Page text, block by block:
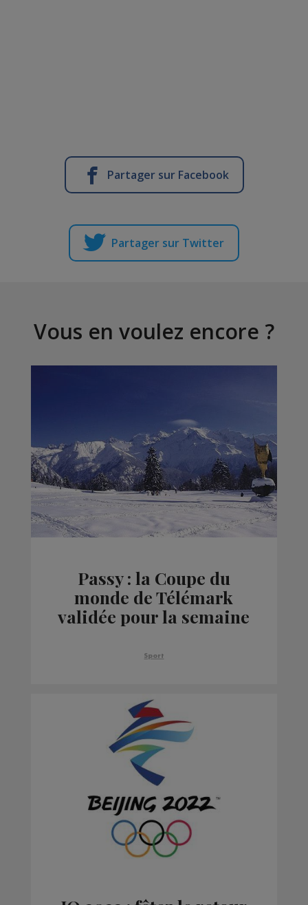
Partager sur Facebook
Partager sur Twitter
Vous en voulez encore ?
Passy : la Coupe du
monde de Télémark
validée pour la semaine
Sport